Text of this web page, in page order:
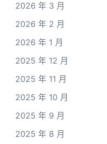
2026 年 3 月
2026 年 2 月
2026 年 1 月
2025 年 12 月
2025 年 11 月
2025 年 10 月
2025 年 9 月
2025 年 8 月